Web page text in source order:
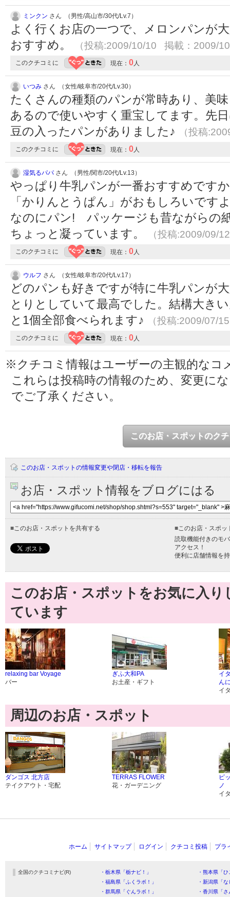
ミンクン さん （男性/高山市/30代/Lv.7）
よく行くお店の一つで、メロンパンが
おすすめ。
（投稿:2009/10/10 掲載：2009/
このクチコミに 現在： 0人
いつみ さん （女性/岐阜市/20代/Lv.30）
たくさんの種類のパンが常時あり、美
あるので使いやすく重宝してます。先
豆の入ったパンがありました♪
（投稿
このクチコミに 現在： 0人
湿気るパパさん （男性/関市/20代/Lv.13）
やっぱり牛乳パンが一番おすすめです
「かりんとうぱん」がおもしろいで
なのにパン! パッケージも昔ながらの
ちょっと凝っています。
（投稿:2009/09/
このクチコミに 現在： 0人
ウルフ さん （女性/岐阜市/20代/Lv.17）
どのパンも好きですが特に牛乳パンが
とりとしていて最高でした。結構大き
と1個全部食べられます♪
（投稿:2009/07/
このクチコミに 現在： 0人
※クチコミ情報はユーザーの主観的なコ
これらは投稿時の情報のため、変更に
でご了承ください。
このお店・スポットのク
このお店・スポットの情報変更や閉店・移転を報告
お店・スポット情報をブログにはる
■このお店・スポットを共有する ■このお店・スポッ
読取機能付きのモ
アクセス！
便利に店舗情報を
このお店・スポットをお気に入
ています
relaxing bar Voyage
バー
ぎふ大和PA
お土産・ギフト
イ
ん
イ
周辺のお店・スポット
ダンゴス 北方店
テイクアウト・宅配
TERRAS FLOWER
花・ガーデニング
ピ
ノ
イ
ホーム サイトマップ ログイン クチコミ投稿 プラ
全国のクチコミナビ(R) ・栃木県「栃ナビ！」
・熊本県「
・福島県「ふくラボ！」
・新潟県「
・群馬県「ぐんラボ！」
・香川県「